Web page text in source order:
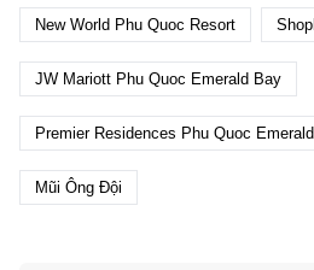
New World Phu Quoc Resort
JW Mariott Phu Quoc Emerald Bay
Premier Residences Phu Quoc
Mũi Ông Đội